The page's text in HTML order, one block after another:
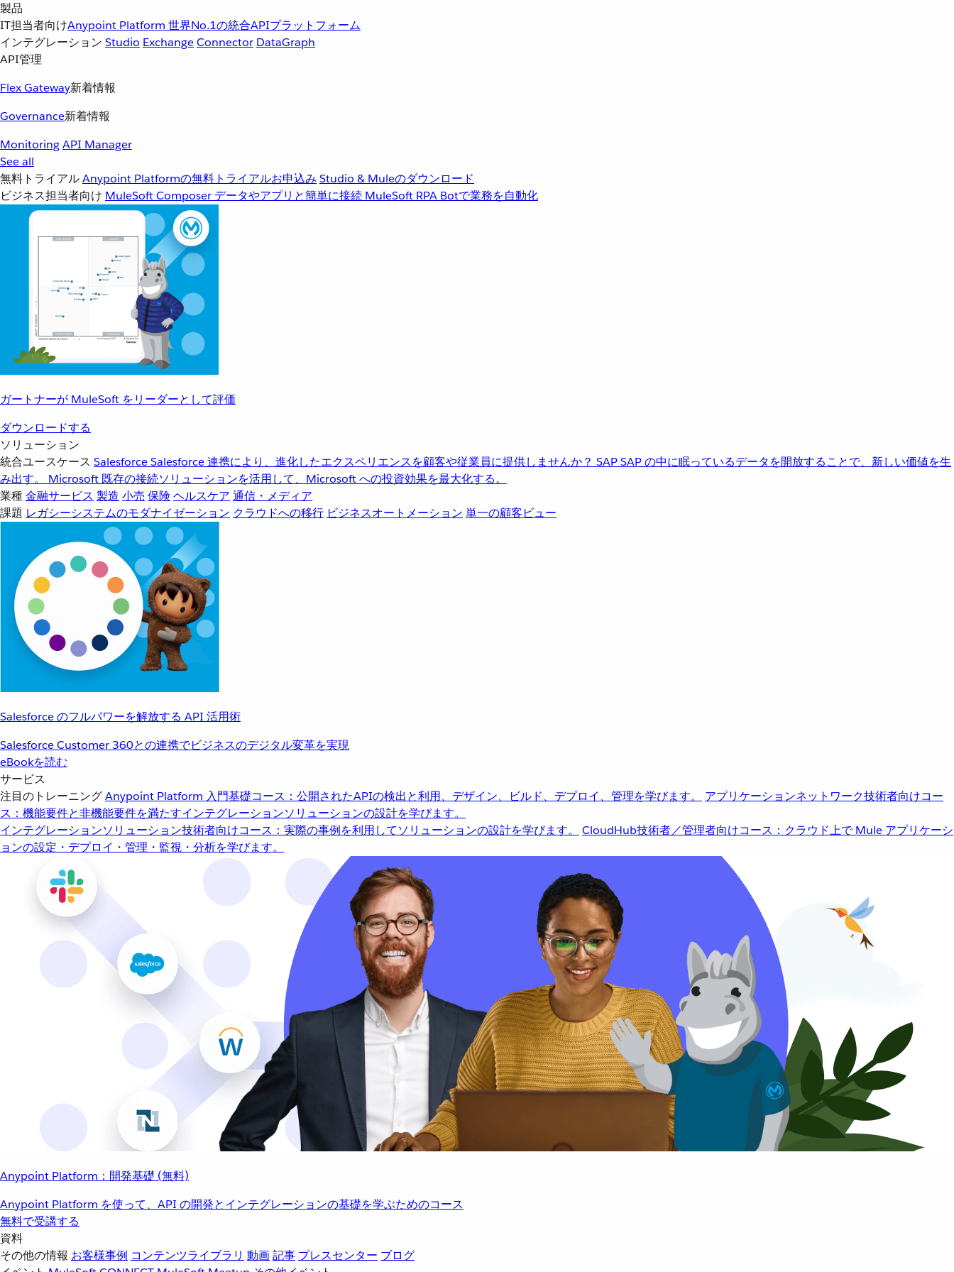
製品
IT担当者向けAnypoint Platform 世界No.1の統合APIプラットフォーム
インテグレーション Studio ExchangeConnector DataGraph
API管理
Flex Gateway新着情報
Governance新着情報
MonitoringAPI Manager
See all
無料トライアルAnypoint Platformの無料トライアルお申込み Studio & Muleのダウンロード
ビジネス担当者向け MuleSoft Composer データやアプリと簡単に接続 MuleSoft RPA Botで業務を自動化
ガートナーが MuleSoft をリーダーとして評価
ダウンロードする
ソリューション
統合ユースケース SalesforceSalesforce 連携により、進化したエクスペリエンスを顧客や従業員に提供しませんか？ SAPSAP の中に眠っているデータを開放することで、新しい価値を生
み出す。
Microsoft 既存の接続ソリューションを活用して、Microsoft への投資効果を最大化する。
業種金融サービス 製造 小売 保険 ヘルスケア 通信・メディア
課題 レガシーシステムのモダナイゼーション クラウドへの移行 ビジネスオートメーション 単一の顧客ビュー
Salesforce のフルパワーを解放する API 活用術
Salesforce Customer 360との連携でビジネスのデジタル変革を実現
eBookを読む
サービス
注目のトレーニングAnypoint Platform 入門基礎コース：公開されたAPIの検出と利用、デザイン、ビルド、デプロイ、管理を学びます。 アプリケーションネットワーク技術者向けコー
ス：機能要件と非機能要件を満たすインテグレーションソリューションの設計を学びます。
インテグレーションソリューション技術者向けコース：実際の事例を利用してソリューションの設計を学びます。 CloudHub技術者／管理者向けコース：クラウド上で Mule アプリケーシ
ョンの設定・デプロイ・管理・監視・分析を学びます。
Anypoint Platform：開発基礎 (無料)
Anypoint Platform を使って、API の開発とインテグレーションの基礎を学ぶためのコース
無料で受講する
資料
その他の情報 お客様事例 コンテンツライブラリ 動画記事 プレスセンター ブログ